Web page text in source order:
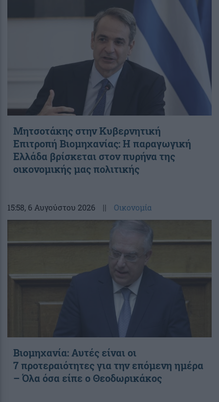
Μητσοτάκης στην Κυβερνητική
Επιτροπή Βιομηχανίας: Η παραγωγική
Ελλάδα βρίσκεται στον πυρήνα της
οικονομικής μας πολιτικής
15:58, 6 Αυγούστου 2026 || Οικονομία
Βιομηχανία: Αυτές είναι οι
7 προτεραιότητες για την επόμενη ημέρα
– Όλα όσα είπε ο Θεοδωρικάκος